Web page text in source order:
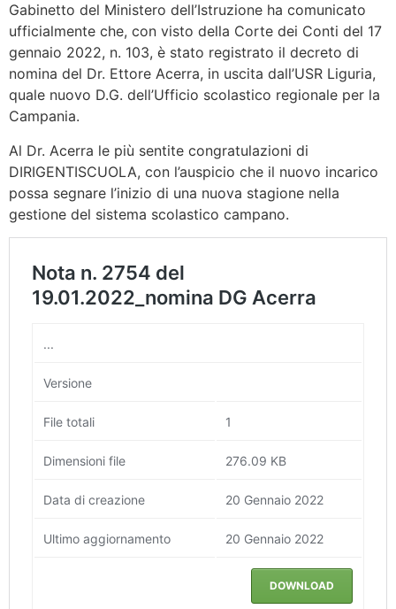
Gabinetto del Ministero dell’Istruzione ha comunicato
ufficialmente che, con visto della Corte dei Conti del 17
gennaio 2022, n. 103, è stato registrato il decreto di
nomina del Dr. Ettore Acerra, in uscita dall’USR Liguria,
quale nuovo D.G. dell’Ufficio scolastico regionale per la
Campania.
Al Dr. Acerra le più sentite congratulazioni di
DIRIGENTISCUOLA, con l’auspicio che il nuovo incarico
possa segnare l’inizio di una nuova stagione nella
gestione del sistema scolastico campano.